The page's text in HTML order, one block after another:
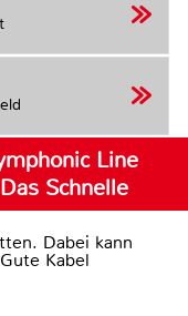
Line
Schnelle
Dabei kann
Kabel